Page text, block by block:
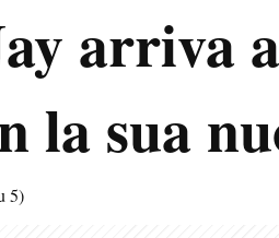
arriva
la sua
5)